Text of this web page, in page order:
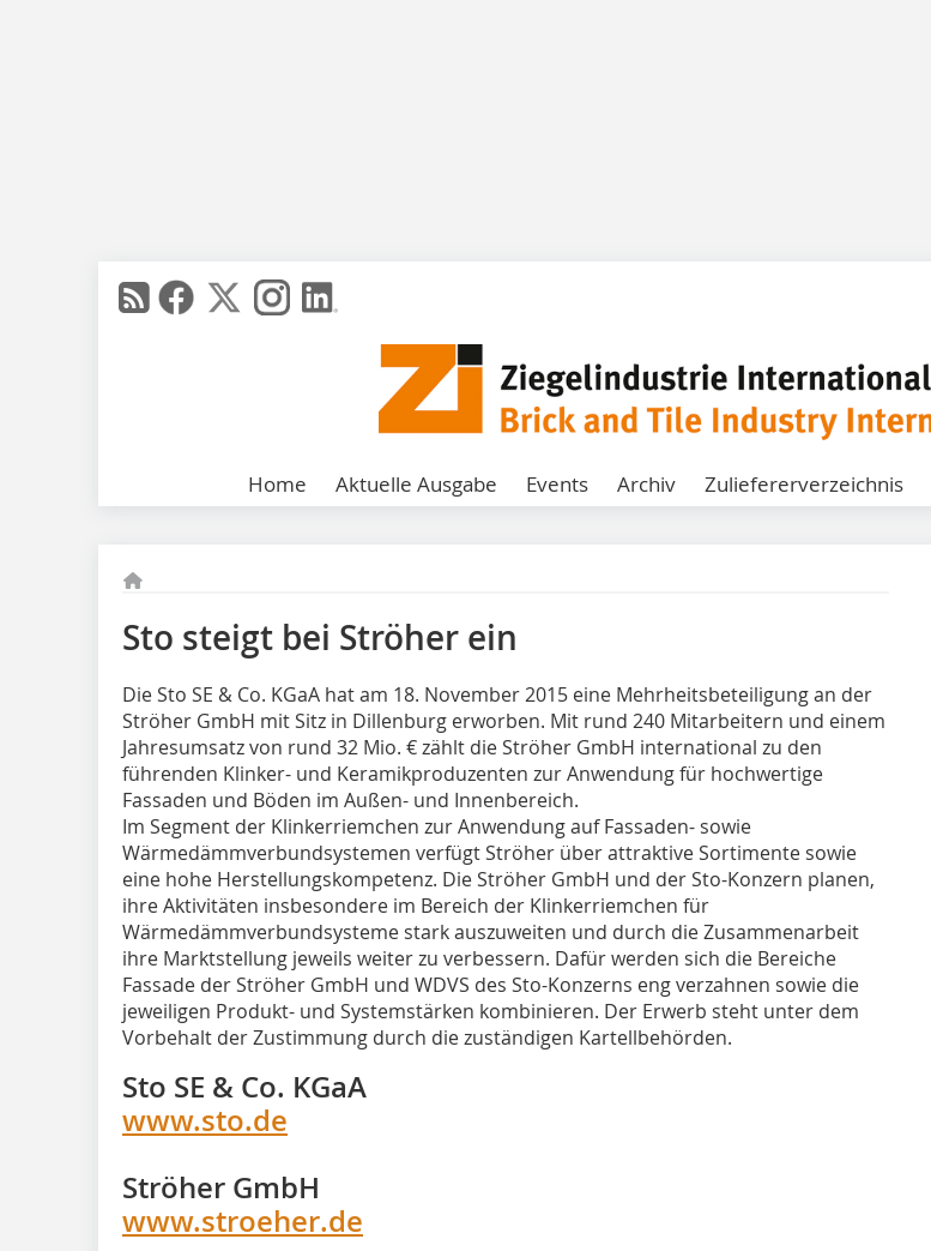
Home Aktuelle Ausgabe Events Archiv Zuliefererverzeichnis
Sto steigt bei Ströher ein
Die Sto SE & Co. KGaA hat am 18. November 2015 eine Mehrheitsbeteiligung an der
Ströher GmbH mit Sitz in Dillenburg erworben. Mit rund 240 Mitarbeitern und einem
Jahresumsatz von rund 32 Mio. € zählt die Ströher GmbH international zu den
führenden Klinker- und Keramikproduzenten zur Anwendung für hochwertige
Fassaden und Böden im Außen- und Innenbereich.
Im Segment der Klinkerriemchen zur Anwendung auf Fassaden- sowie
Wärmedämmverbundsystemen verfügt Ströher über attraktive Sortimente sowie
eine hohe Herstellungskompetenz. Die Ströher GmbH und der Sto-Konzern planen,
ihre Aktivitäten insbesondere im Bereich der Klinkerriemchen für
Wärmedämmverbundsysteme stark auszuweiten und durch die Zusammenarbeit
ihre Marktstellung jeweils weiter zu verbessern. Dafür werden sich die Bereiche
Fassade der Ströher GmbH und WDVS des Sto-Konzerns eng verzahnen sowie die
jeweiligen Produkt- und Systemstärken kombinieren. Der Erwerb steht unter dem
Vorbehalt der Zustimmung durch die zuständigen Kartellbehörden.
Sto SE & Co. KGaA
www.sto.de
Ströher GmbH
www.stroeher.de